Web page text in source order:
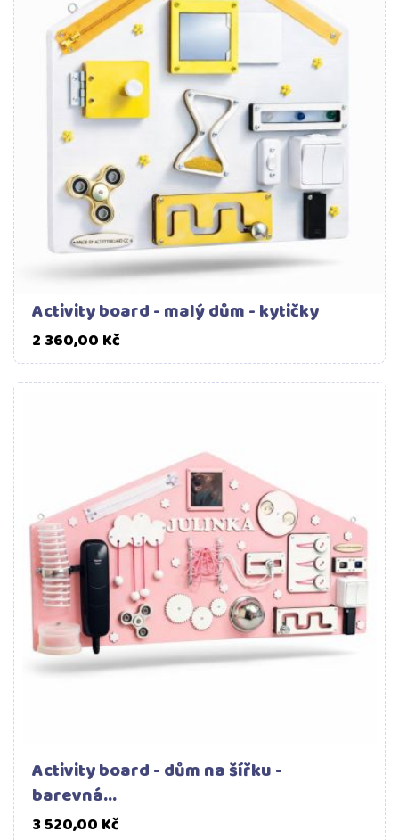
Activity board - malý dům - kytičky
2 360,00 KčCena
Activity board - dům na šířku -
barevná...
3 520,00 KčCena